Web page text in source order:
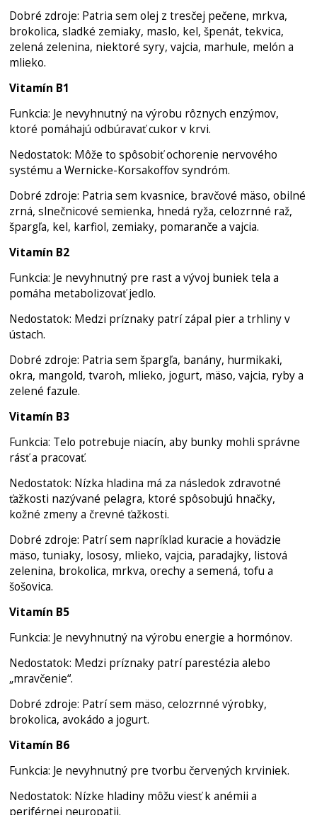
Dobré zdroje: Patria sem olej z tresčej pečene, mrkva,
brokolica, sladké zemiaky, maslo, kel, špenát, tekvica,
zelená zelenina, niektoré syry, vajcia, marhule, melón a
mlieko.
Vitamín B1
Funkcia: Je nevyhnutný na výrobu rôznych enzýmov,
ktoré pomáhajú odbúravať cukor v krvi.
Nedostatok: Môže to spôsobiť ochorenie nervového
systému a Wernicke-Korsakoffov syndróm.
Dobré zdroje: Patria sem kvasnice, bravčové mäso, obilné
zrná, slnečnicové semienka, hnedá ryža, celozrnné raž,
špargľa, kel, karfiol, zemiaky, pomaranče a vajcia.
Vitamín B2
Funkcia: Je nevyhnutný pre rast a vývoj buniek tela a
pomáha metabolizovať jedlo.
Nedostatok: Medzi príznaky patrí zápal pier a trhliny v
ústach.
Dobré zdroje: Patria sem špargľa, banány, hurmikaki,
okra, mangold, tvaroh, mlieko, jogurt, mäso, vajcia, ryby a
zelené fazule.
Vitamín B3
Funkcia: Telo potrebuje niacín, aby bunky mohli správne
rásť a pracovať.
Nedostatok: Nízka hladina má za následok zdravotné
ťažkosti nazývané pelagra, ktoré spôsobujú hnačky,
kožné zmeny a črevné ťažkosti.
Dobré zdroje: Patrí sem napríklad kuracie a hovädzie
mäso, tuniaky, lososy, mlieko, vajcia, paradajky, listová
zelenina, brokolica, mrkva, orechy a semená, tofu a
šošovica.
Vitamín B5
Funkcia: Je nevyhnutný na výrobu energie a hormónov.
Nedostatok: Medzi príznaky patrí parestézia alebo
„mravčenie“.
Dobré zdroje: Patrí sem mäso, celozrnné výrobky,
brokolica, avokádo a jogurt.
Vitamín B6
Funkcia: Je nevyhnutný pre tvorbu červených krviniek.
Nedostatok: Nízke hladiny môžu viesť k anémii a
periférnej neuropatii.